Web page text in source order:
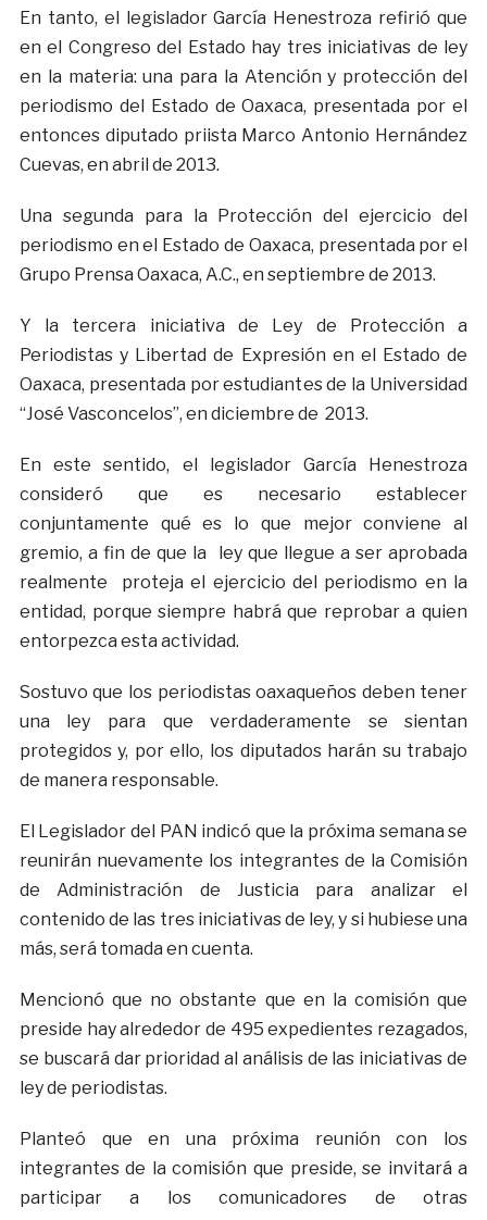
En tanto, el legislador García Henestroza refirió que
en el Congreso del Estado hay tres iniciativas de ley
en la materia: una para la Atención y protección del
periodismo del Estado de Oaxaca, presentada por el
entonces diputado priista Marco Antonio Hernández
Cuevas, en abril de 2013.
Una segunda para la Protección del ejercicio del
periodismo en el Estado de Oaxaca, presentada por el
Grupo Prensa Oaxaca, A.C., en septiembre de 2013.
Y la tercera iniciativa de Ley de Protección a
Periodistas y Libertad de Expresión en el Estado de
Oaxaca, presentada por estudiantes de la Universidad
“José Vasconcelos”, en diciembre de 2013.
En este sentido, el legislador García Henestroza
consideró que es necesario establecer
conjuntamente qué es lo que mejor conviene al
gremio, a fin de que la ley que llegue a ser aprobada
realmente proteja el ejercicio del periodismo en la
entidad, porque siempre habrá que reprobar a quien
entorpezca esta actividad.
Sostuvo que los periodistas oaxaqueños deben tener
una ley para que verdaderamente se sientan
protegidos y, por ello, los diputados harán su trabajo
de manera responsable.
El Legislador del PAN indicó que la próxima semana se
reunirán nuevamente los integrantes de la Comisión
de Administración de Justicia para analizar el
contenido de las tres iniciativas de ley, y si hubiese una
más, será tomada en cuenta.
Mencionó que no obstante que en la comisión que
preside hay alrededor de 495 expedientes rezagados,
se buscará dar prioridad al análisis de las iniciativas de
ley de periodistas.
Planteó que en una próxima reunión con los
integrantes de la comisión que preside, se invitará a
participar a los comunicadores de otras